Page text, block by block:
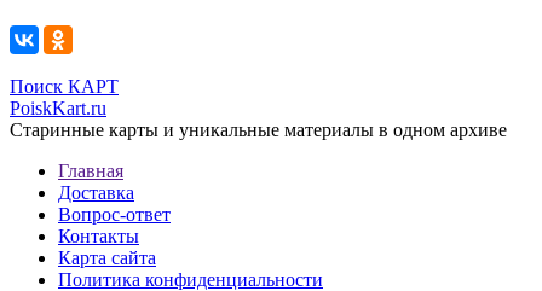
Поиск КАРТ
PoiskKart.ru
Старинные карты и уникальные материалы в одном архиве
Главная
Доставка
Вопрос-ответ
Контакты
Карта сайта
Политика конфиденциальности